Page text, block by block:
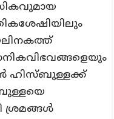
ഹിസ്ബുള്ളക്ക്
ശ്രമങ്ങള്‍